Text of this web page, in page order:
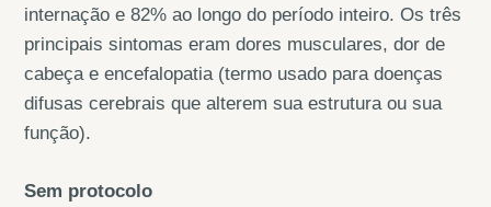
internação e 82% ao longo do período inteiro. Os três
principais sintomas eram dores musculares, dor de
cabeça e encefalopatia (termo usado para doenças
difusas cerebrais que alterem sua estrutura ou sua
função).
Sem protocolo